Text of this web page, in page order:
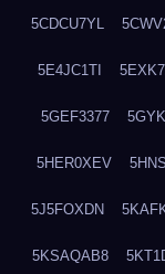
5CDCU7YL
5E4JC1TI
5GEF3377
5HER0XEV
5J5FOXDN
5KSAQAB8